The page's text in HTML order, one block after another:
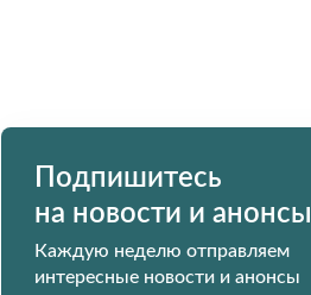
Подпишитесь
на новости и анонсы
Каждую неделю отправляем
интересные новости и анонсы